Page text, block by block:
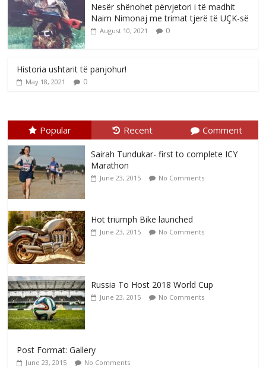
Nesër shënohet përvjetori i të madhit
Naim Nimonaj me trimat tjerë të UÇK-së
August 10, 2021 0
Historia ushtarit të panjohur!
May 18, 2021 0
Popular Recent Comment
Sairah Tundukar- first to complete ICY
Marathon
June 23, 2015 No Comments
Hot triumph Bike launched
June 23, 2015 No Comments
Russia To Host 2018 World Cup
June 23, 2015 No Comments
Post Format: Gallery
June 23, 2015 No Comments